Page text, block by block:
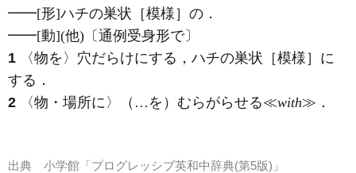
━━[形]ハチの巣状［模様］の ．
━━[動](他) 〔通例受身形で〕
1 〈物を〉穴だらけにする，ハチの巣状［模様］に
する ．
2 〈物・場所に〉（…を）むらがらせる≪with≫ ．
出典 小学館「プログレッシブ英和中辞典(第5版)」